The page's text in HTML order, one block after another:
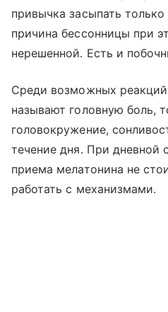
привычка засыпать
причина бессонницы при
нерешенной. Есть и
Среди возможных
называют головную боль,
головокружение,
течение дня. При дневной
приема мелатонина не
работать с механизмами.